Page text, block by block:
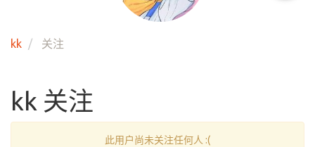
kk 关注
kk 关注
此用户尚未关注任何人 :(